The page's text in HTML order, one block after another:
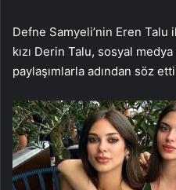
Defne Samyeli’nin Eren
kızı Derin Talu, sosyal medya
paylaşımlarla adından söz